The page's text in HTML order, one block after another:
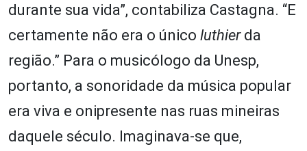
durante sua vida”, contabiliza Castagna. “E
certamente não era o único luthierda
região.” Para o musicólogo da Unesp,
portanto, a sonoridade da música popular
era viva e onipresente nas ruas mineiras
daquele século. Imaginava-se que,